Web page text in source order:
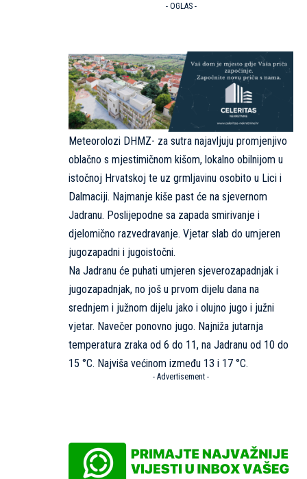
- OGLAS -
Meteorolozi DHMZ- za sutra najavljuju promjenjivo
oblačno s mjestimičnom kišom, lokalno obilnijom u
istočnoj Hrvatskoj te uz grmljavinu osobito u Lici i
Dalmaciji. Najmanje kiše past će na sjevernom
Jadranu. Poslijepodne sa zapada smirivanje i
djelomično razvedravanje. Vjetar slab do umjeren
jugozapadni i jugoistočni.
Na Jadranu će puhati umjeren sjeverozapadnjak i
jugozapadnjak, no još u prvom dijelu dana na
srednjem i južnom dijelu jako i olujno jugo i južni
vjetar. Navečer ponovno jugo. Najniža jutarnja
temperatura zraka od 6 do 11, na Jadranu od 10 do
15 °C. Najviša većinom između 13 i 17 °C.
- Advertisement -